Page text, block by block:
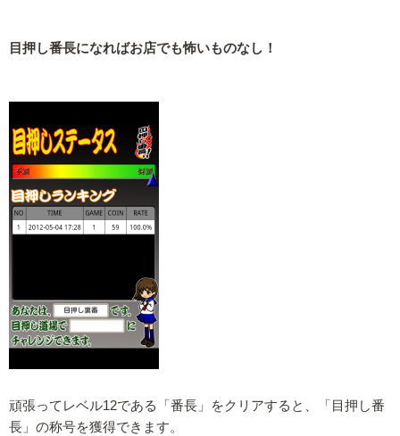
目押し番長になればお店でも怖いものなし！
頑張ってレベル12である「番長」をクリアすると、「目押し番
長」の称号を獲得できます。